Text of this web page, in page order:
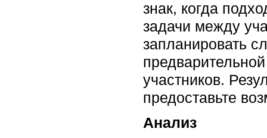
знак, когда
задачи между
запланировать
участников.
предоставьте
Анализ